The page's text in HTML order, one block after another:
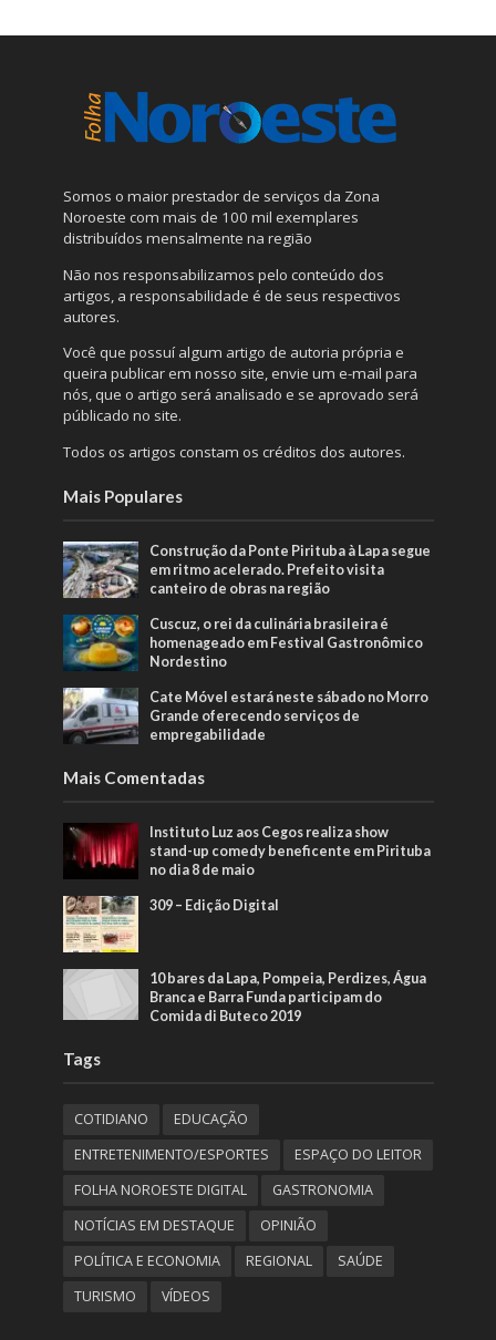
Somos o maior prestador de serviços da Zona
Noroeste com mais de 100 mil exemplares
distribuídos mensalmente na região
Não nos responsabilizamos pelo conteúdo dos
artigos, a responsabilidade é de seus respectivos
autores.
Você que possuí algum artigo de autoria própria e
queira publicar em nosso site, envie um e-mail para
nós, que o artigo será analisado e se aprovado será
públicado no site.
Todos os artigos constam os créditos dos autores.
Mais Populares
Construção da Ponte Pirituba à Lapa segue
em ritmo acelerado. Prefeito visita
canteiro de obras na região
Cuscuz, o rei da culinária brasileira é
homenageado em Festival Gastronômico
Nordestino
Cate Móvel estará neste sábado no Morro
Grande oferecendo serviços de
empregabilidade
Mais Comentadas
Instituto Luz aos Cegos realiza show
stand-up comedy beneficente em Pirituba
no dia 8 de maio
309 – Edição Digital
10 bares da Lapa, Pompeia, Perdizes, Água
Branca e Barra Funda participam do
Comida di Buteco 2019
Tags
COTIDIANO
EDUCAÇÃO
ENTRETENIMENTO/ESPORTES
ESPAÇO DO LEITOR
FOLHA NOROESTE DIGITAL
GASTRONOMIA
NOTÍCIAS EM DESTAQUE
OPINIÃO
POLÍTICA E ECONOMIA
REGIONAL
SAÚDE
TURISMO
VÍDEOS